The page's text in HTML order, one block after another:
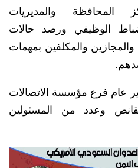
المحافظة والمديريات
الوظيفي ورصد حالات
والمجازين والمكلفين بمهمات
عام فرع مؤسسة الاتصالات
وعدد من المسئولين